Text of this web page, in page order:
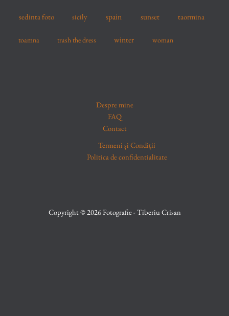
sedinta foto sicily spain sunset taormina
toamna trash the dress winter woman
Despre mine
FAQ
Contact
Termeni și Condiții
Politica de confidentialitate
Copyright © 2026 Fotografie - Tiberiu Crisan